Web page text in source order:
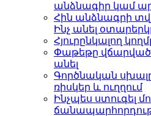
անձնագիր կամ
Հին անձնագրի
Ինչ անել
Հյուրընկալող
Փաթեթը վճարված
անել
Գործնական
ռիսկեր և ուղղում
Ինչպես ստուգել